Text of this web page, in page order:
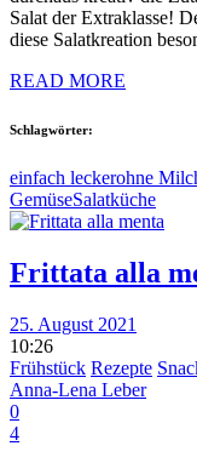
Salat der Extraklasse!
diese Salatkreation
READ MORE
Schlagwörter:
einfach leckerohne
GemüseSalatküche
Frittata alla
25. August 2021
10:26
Frühstück Rezepte
Anna-Lena Leber
0
4